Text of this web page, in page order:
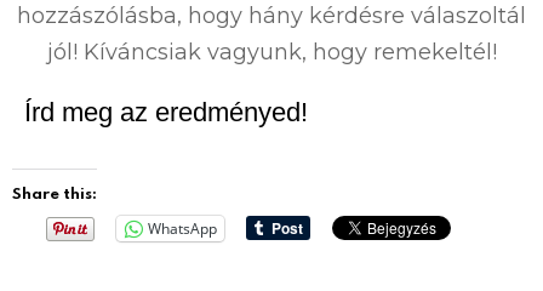
hozzászólásba, hogy hány kérdésre válaszoltál
jól! Kíváncsiak vagyunk, hogy remekeltél!
Írd meg az eredményed!
Share this:
WhatsApp